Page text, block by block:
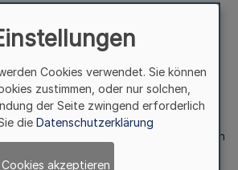
wird die Änderung
Ministerium für Wirtschaft,
(Landesplanungsbehörde), der
(Bezirksplanungsbehörde), der
den Kreisen Aachen, Düren,
sowie den kreisangehörigen Städten
für jedermann niedergelegt.
Cookies verwendet. Sie können
zustimmen, oder nur solchen,
der Seite zwingend erforderlich
die Datenschutzerklärung
akzeptieren